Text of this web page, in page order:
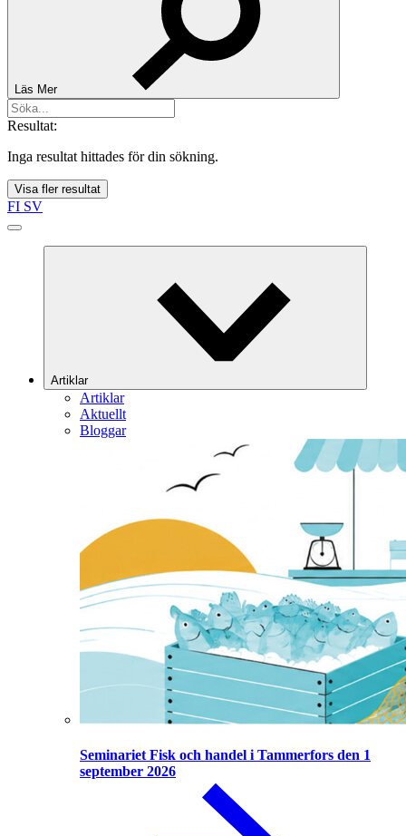
Läs Mer
Resultat:
Inga resultat hittades för din sökning.
Visa fler resultat
FI SV
Artiklar
Artiklar
Aktuellt
Bloggar
Seminariet Fisk och handel i Tammerfors den 1
september 2026